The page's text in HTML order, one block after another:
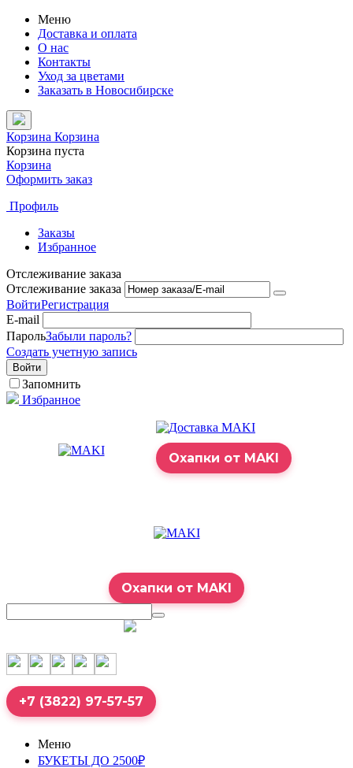
Меню
Доставка и оплата
О нас
Контакты
Уход за цветами
Заказать в Новосибирске
Корзина Корзина
Корзина пуста
Корзина
Оформить заказ
Профиль
Заказы
Избранное
Отслеживание заказа
Отслеживание заказа
ВойтиРегистрация
E-mail
ПарольЗабыли пароль?
Создать учетную запись
Войти
Запомнить
Избранное
Охапки от MAKI
Охапки от MAKI
+7 (3822) 97-57-57
Меню
БУКЕТЫ ДО 2500₽